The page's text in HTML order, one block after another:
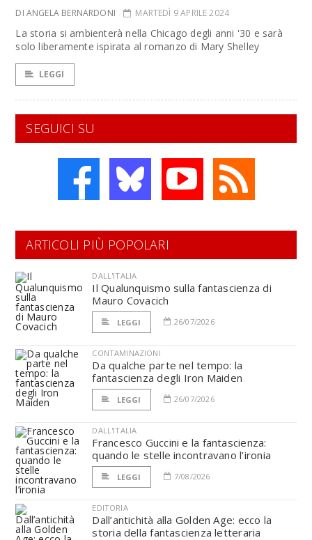
DI ANGELA BERNARDONI MARTEDÌ 9 APRILE 2024
La storia si ambienterà nella Chicago degli anni '30 e sarà
solo liberamente ispirata al romanzo di Mary Shelley
LEGGI
SEGUICI SU
ARTICOLI PIÙ POPOLARI
DALL'ITALIA
Il Qualunquismo sulla fantascienza di
Mauro Covacich
LEGGI 26/07/2026
CONTAMINAZIONI
Da qualche parte nel tempo: la
fantascienza degli Iron Maiden
LEGGI 26/07/2026
DALL'ITALIA
Francesco Guccini e la fantascienza:
quando le stelle incontravano l’ironia
LEGGI 7/08/2026
EDITORIA
Dall’antichità alla Golden Age: ecco la
storia della fantascienza letteraria